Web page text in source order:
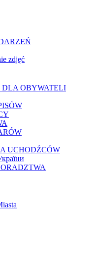
zdjęć
DLA OBYWATELI
UCHODŹCÓW